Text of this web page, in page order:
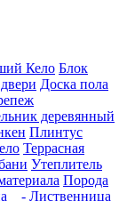
Кело Блок
Доска пола
деревянный
Плинтус
Террасная
Утеплитель
Порода
- Лиственница